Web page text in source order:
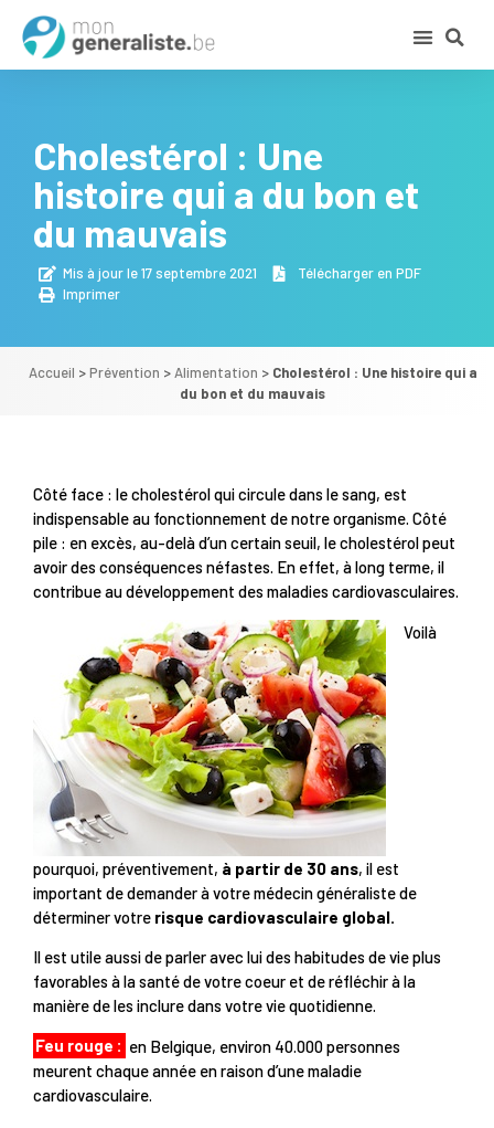
Cholestérol : Une
histoire qui a du bon et
du mauvais
Mis à jour le 17 septembre 2021
Télécharger en PDF
Imprimer
Accueil >Prévention >Alimentation > Cholestérol : Une histoire qui a
du bon et du mauvais
Côté face : le cholestérol qui circule dans le sang, est
indispensable au fonctionnement de notre organisme. Côté
pile : en excès, au-delà d’un certain seuil, le cholestérol peut
avoir des conséquences néfastes. En effet, à long terme, il
contribue au développement des maladies cardiovasculaires.
Voilà
pourquoi, préventivement, à partir de 30 ans, il est
important de demander à votre médecin généraliste de
déterminer votre risque cardiovasculaire global.
Il est utile aussi de parler avec lui des habitudes de vie plus
favorables à la santé de votre coeur et de réfléchir à la
manière de les inclure dans votre vie quotidienne.
Feu rouge : en Belgique, environ 40.000 personnes
meurent chaque année en raison d’une maladie
cardiovasculaire.